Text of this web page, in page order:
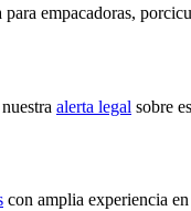
empacadoras,
alerta legal sobre
con amplia experiencia